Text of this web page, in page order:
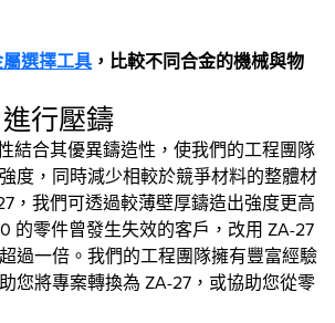
選擇工具 ，比較不同合金的機械與物
行壓鑄
結合其優異鑄造性，使我們的工程團隊
度，同時減少相較於競爭材料的整體材
，我們可透過較薄壁厚鑄造出強度更高
的零件曾發生失效的客戶，改用 ZA-27
過一倍。我們的工程團隊擁有豐富經驗
您將專案轉換為 ZA-27，或協助您從零